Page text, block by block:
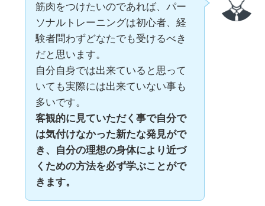
筋肉をつけたいのであれば、パー
ソナルトレーニングは初心者、経
験者問わずどなたでも受けるべき
だと思います。
自分自身では出来ていると思って
いても実際には出来ていない事も
多いです。
客観的に見ていただく事で自分で
は気付けなかった新たな発見がで
き、自分の理想の身体により近づ
くための方法を必ず学ぶことがで
きます。